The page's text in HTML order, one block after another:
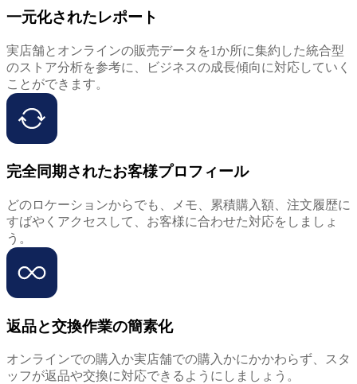
一元化されたレポート
実店舗とオンラインの販売データを1か所に集約した統合型
のストア分析を参考に、ビジネスの成長傾向に対応していく
ことができます。
完全同期されたお客様プロフィール
どのロケーションからでも、メモ、累積購入額、注文履歴に
すばやくアクセスして、お客様に合わせた対応をしましょ
う。
返品と交換作業の簡素化
オンラインでの購入か実店舗での購入かにかかわらず、スタ
ッフが返品や交換に対応できるようにしましょう。